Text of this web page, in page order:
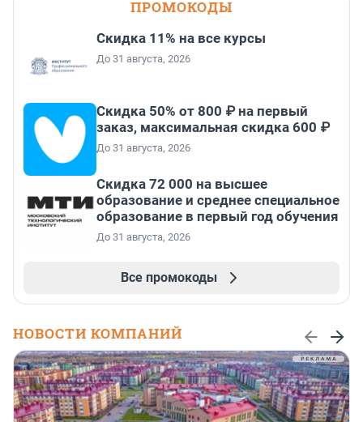
ПРОМОКОДЫ
Скидка 11% на все курсы
До 31 августа, 2026
Скидка 50% от 800 ₽ на первый
заказ, максимальная скидка 600 ₽
До 31 августа, 2026
Скидка 72 000 на высшее
образование и среднее специальное
образование в первый год обучения
До 31 августа, 2026
Все промокоды
НОВОСТИ КОМПАНИЙ